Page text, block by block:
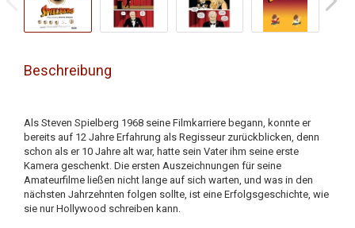
Beschreibung
Als Steven Spielberg 1968 seine Filmkarriere begann, konnte er
bereits auf 12 Jahre Erfahrung als Regisseur zurückblicken, denn
schon als er 10 Jahre alt war, hatte sein Vater ihm seine erste
Kamera geschenkt. Die ersten Auszeichnungen für seine
Amateurfilme ließen nicht lange auf sich warten, und was in den
nächsten Jahrzehnten folgen sollte, ist eine Erfolgsgeschichte, wie
sie nur Hollywood schreiben kann.